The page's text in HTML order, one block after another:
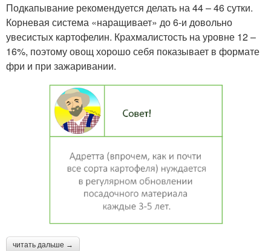
Подкапывание рекомендуется делать на 44 – 46 сутки.
Корневая система «наращивает» до 6-и довольно
увесистых картофелин. Крахмалистость на уровне 12 –
16%, поэтому овощ хорошо себя показывает в формате
фри и при зажаривании.
читать дальше →